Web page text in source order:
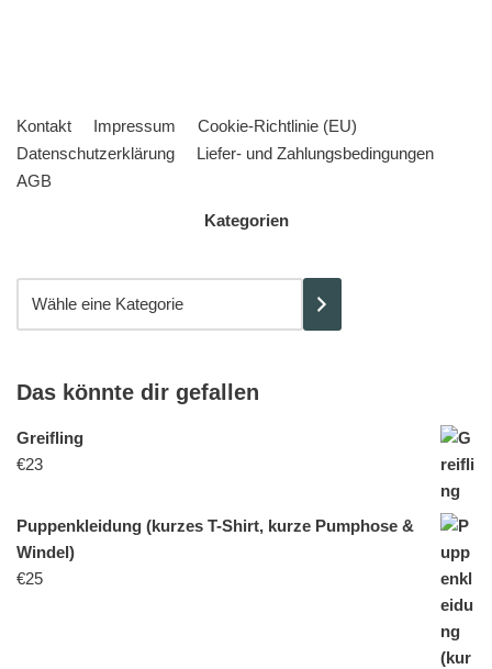
Kontakt Impressum
Cookie-Richtlinie (EU)
Datenschutzerklärung
Liefer- und Zahlungsbedingungen
AGB
Kategorien
Das könnte dir gefallen
Greifling
€23
Puppenkleidung (kurzes T-Shirt, kurze Pumphose &
Windel)
€25